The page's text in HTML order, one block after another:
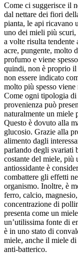
Come ci suggerisce il
dal nettare dei fiori
pianta, le api ricavano
uno dei mieli più
a volte risulta tendente
acre, pungente, molto
profumo e viene
quindi, non è proprio
non essere indicato
molto più spesso viene
Come ogni tipologia di
provenienza può
naturalmente un
Questo è dovuto alla
glucosio. Grazie alla
alimento dagli
parlando degli svariati
costante del miele, più
antiossidante è
combattere gli effetti
organismo. Inoltre, è
ferro, calcio,
concentrazione di
presenta come un
un’utilissima fonte di
è in uno stato di
miele, anche il miele
anti-batterico.